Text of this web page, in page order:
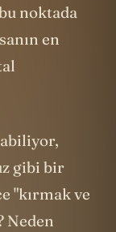
noktada
en
gibi bir
"kırmak ve
Neden